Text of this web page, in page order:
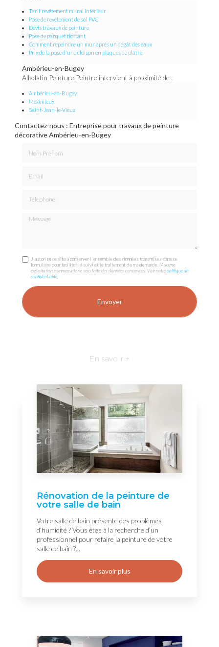
Tarif revêtement mural intérieur
Pose de revêtement de sol PVC
Devis travaux de peinture
Pose de parquet flottant
Comment repeindre un mur après un dégât des eaux
Prix de la pose d'une cloison en plaques de plâtre
Ambérieu-en-Bugey
Alladatin Peinture Peintre intervient à proximité de :
Ambérieu-en-Bugey
Meximieux
Saint-Jean-le-Vieux
Contactez-nous : Entreprise pour travaux de peinture
décorative Ambérieu-en-Bugey
Message
J'autorise ce site à conserver l'ensemble des données transmises dans ce
formulaire pour faciliter le suivi et le traitement de ma demande.(Aucune
exploitation commerciale ne sera faite des données concervées. Voir notrepolitique de
confidentialité)
En savoir +
Rénovation de la peinture de
votre salle de bain
Votre salle de bain présente des problèmes
d’humidité ? Vous êtes à la recherche d’un
professionnel pour refaire la peinture de votre
salle de bain ?...
En savoir plus